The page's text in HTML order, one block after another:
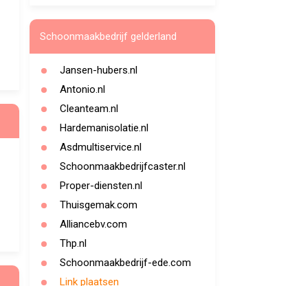
Schoonmaakbedrijf gelderland
Jansen-hubers.nl
Antonio.nl
Cleanteam.nl
Hardemanisolatie.nl
Asdmultiservice.nl
Schoonmaakbedrijfcaster.nl
Proper-diensten.nl
Thuisgemak.com
Alliancebv.com
Thp.nl
Schoonmaakbedrijf-ede.com
Link plaatsen